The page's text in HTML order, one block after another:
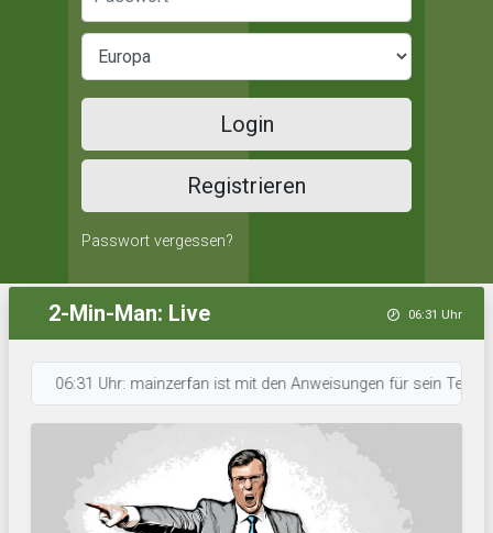
Login
Registrieren
Passwort vergessen?
2-Min-Man: Live 06:31 Uhr
06:31 Uhr: mainzerfan ist mit den Anweisungen für sein Team